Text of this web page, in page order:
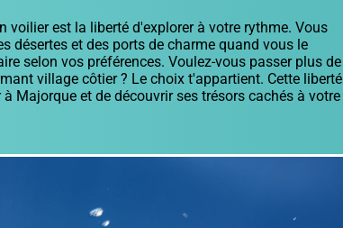
est la liberté d'explorer à votre rythme. Vous
désertes et des ports de charme quand vous le
selon vos préférences. Voulez-vous passer plus de
village côtier ? Le choix t'appartient. Cette liberté
Majorque et de découvrir ses trésors cachés à votre